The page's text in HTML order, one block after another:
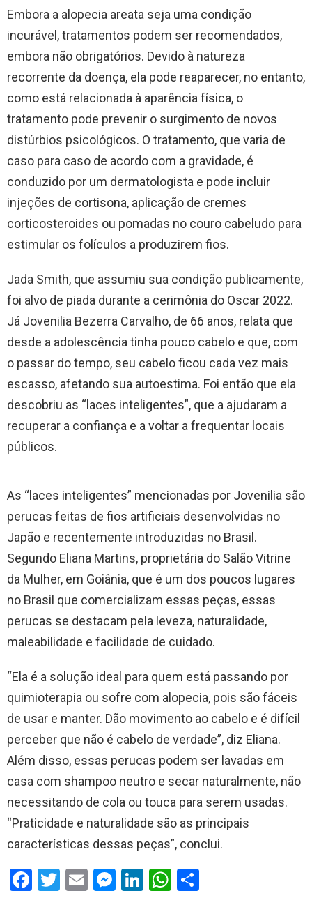
Embora a alopecia areata seja uma condição
incurável, tratamentos podem ser recomendados,
embora não obrigatórios. Devido à natureza
recorrente da doença, ela pode reaparecer, no entanto,
como está relacionada à aparência física, o
tratamento pode prevenir o surgimento de novos
distúrbios psicológicos. O tratamento, que varia de
caso para caso de acordo com a gravidade, é
conduzido por um dermatologista e pode incluir
injeções de cortisona, aplicação de cremes
corticosteroides ou pomadas no couro cabeludo para
estimular os folículos a produzirem fios.
Jada Smith, que assumiu sua condição publicamente,
foi alvo de piada durante a cerimônia do Oscar 2022.
Já Jovenilia Bezerra Carvalho, de 66 anos, relata que
desde a adolescência tinha pouco cabelo e que, com
o passar do tempo, seu cabelo ficou cada vez mais
escasso, afetando sua autoestima. Foi então que ela
descobriu as “laces inteligentes”, que a ajudaram a
recuperar a confiança e a voltar a frequentar locais
públicos.
As “laces inteligentes” mencionadas por Jovenilia são
perucas feitas de fios artificiais desenvolvidas no
Japão e recentemente introduzidas no Brasil.
Segundo Eliana Martins, proprietária do Salão Vitrine
da Mulher, em Goiânia, que é um dos poucos lugares
no Brasil que comercializam essas peças, essas
perucas se destacam pela leveza, naturalidade,
maleabilidade e facilidade de cuidado.
“Ela é a solução ideal para quem está passando por
quimioterapia ou sofre com alopecia, pois são fáceis
de usar e manter. Dão movimento ao cabelo e é difícil
perceber que não é cabelo de verdade”, diz Eliana.
Além disso, essas perucas podem ser lavadas em
casa com shampoo neutro e secar naturalmente, não
necessitando de cola ou touca para serem usadas.
“Praticidade e naturalidade são as principais
características dessas peças”, conclui.
F
T
E
M Li
W